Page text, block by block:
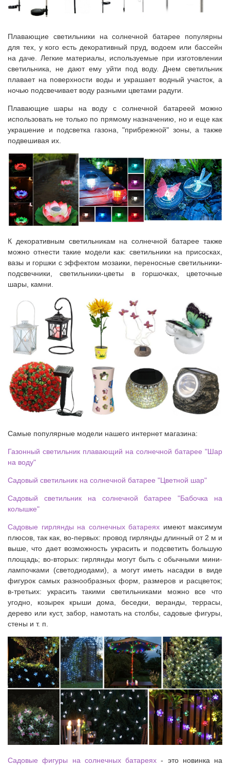
Плавающие светильники на солнечной батарее популярны
для тех, у кого есть декоративный пруд, водоем или бассейн
на даче. Легкие материалы, используемые при изготовлении
светильника, не дают ему уйти под воду. Днем светильник
плавает на поверхности воды и украшает водный участок, а
ночью подсвечивает воду разными цветами радуги.
Плавающие шары на воду с солнечной батареей можно
использовать не только по прямому назначению, но и еще как
украшение и подсветка газона, "прибрежной" зоны, а также
подвешивая их.
К декоративным светильникам на солнечной батарее также
можно отнести такие модели как: светильники на присосках,
вазы и горшки с эффектом мозаики, переносные светильники-
подсвечники, светильники-цветы в горшочках, цветочные
шары, камни.
Самые популярные модели нашего интернет магазина:
Газонный светильник плавающий на солнечной батарее "Шар
на воду"
Садовый светильник на солнечной батарее "Цветной шар"
Садовый светильник на солнечной батарее "Бабочка на
колышке"
Садовые гирлянды на солнечных батареях имеют максимум
плюсов, так как, во-первых: провод гирлянды длинный от 2 м и
выше, что дает возможность украсить и подсветить большую
площадь; во-вторых: гирлянды могут быть с обычными мини-
лампочками (светодиодами), а могут иметь насадки в виде
фигурок самых разнообразных форм, размеров и расцветок;
в-третьих: украсить такими светильниками можно все что
угодно, козырек крыши дома, беседки, веранды, террасы,
дерево или куст, забор, намотать на столбы, садовые фигуры,
стены и т. п.
Садовые фигуры на солнечных батареях - это новинка на